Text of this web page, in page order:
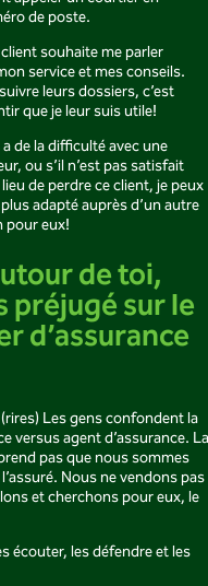
de poste.
souhaite me parler
service et mes conseils.
leurs dossiers, c’est
que je leur suis utile!
de la difficulté avec une
ou s’il n’est pas satisfait
de perdre ce client, je peux
adapté auprès d’un autre
pour eux!
de toi,
préjugé sur le
d’assurance
Les gens confondent la
versus agent d’assurance. La
pas que nous sommes
Nous ne vendons pas
et cherchons pour eux, le
écouter, les défendre et les